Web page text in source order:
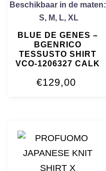
Beschikbaar in de maten:
S, M, L,XL
BLUE DE GENES –
BGENRICO
TESSUSTO SHIRT
VCO-1206327 CALK
€129,00